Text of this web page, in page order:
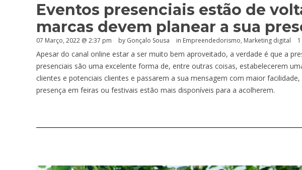
Eventos presenciais estão de
marcas devem planear a sua
07 Março, 2022 @ 2:37 pm by Gonçalo Sousa in Empreendedorismo, Marketing digital
Apesar do canal online estar a ser muito bem aproveitado, a verdade é que a
presenciais são uma excelente forma de, entre outras coisas, estabelecerem
clientes e potenciais clientes e passarem a sua mensagem com maior
presença em feiras ou festivais estão mais disponíveis para a acolherem.